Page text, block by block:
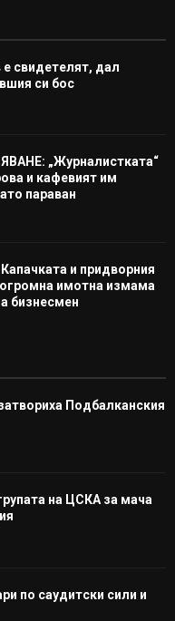
свидетелят, дал
си бос
„Журналистката“
и кафевият им
параван
и придворния
имотна измама
бизнесмен
Подбалканския
на ЦСКА за мача
по саудитски сили и